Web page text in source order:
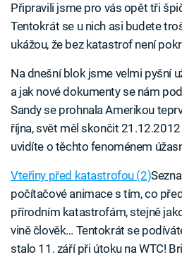
Připravili jsme pro vás opět tři
Tentokrát se u nich asi budete
ukážou, že bez katastrof není
Na dnešní blok jsme velmi pyšní
a jak nové dokumenty se nám
Sandy se prohnala Amerikou
října, svět měl skončit 21.12.2012
uvidíte o těchto fenoménem
Vteřiny před katastrofou (2)
počítačové animace s tím, co
přírodním katastrofám, stejně
vině člověk… Tentokrát se
stalo 11. září při útoku na WTC!